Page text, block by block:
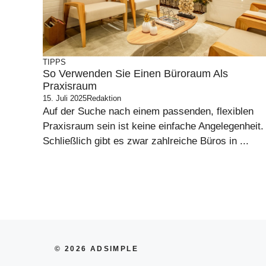
TIPPS
So Verwenden Sie Einen Büroraum Als
Praxisraum
15. Juli 2025Redaktion
Auf der Suche nach einem passenden, flexiblen
Praxisraum sein ist keine einfache Angelegenheit.
Schließlich gibt es zwar zahlreiche Büros in ...
© 2026 ADSIMPLE